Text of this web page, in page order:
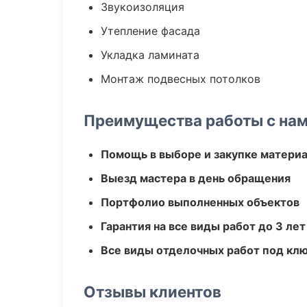
Звукоизоляция
Утепление фасада
Укладка ламината
Монтаж подвесных потолков
Преимущества работы с
Помощь в выборе и закупке
Выезд мастера в день обращения
Портфолио выполненных объектов
Гарантия на все виды работ до 3 лет
Все виды отделочных работ под
Отзывы клиентов